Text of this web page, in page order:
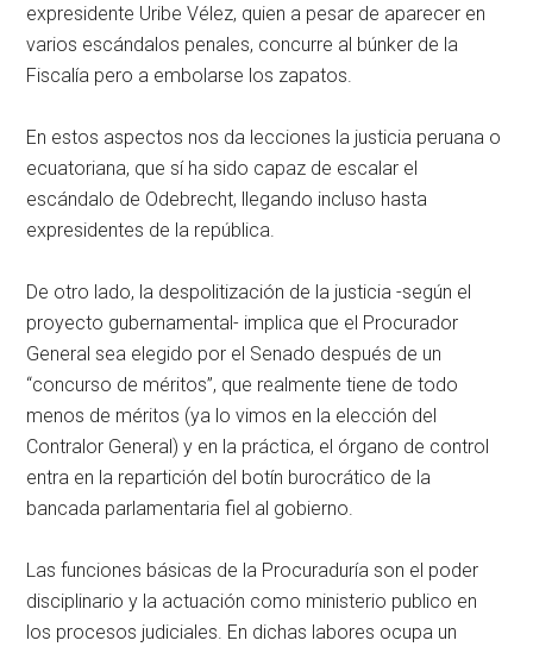
expresidente Uribe Vélez, quien a pesar de aparecer en
varios escándalos penales, concurre al búnker de la
Fiscalía pero a embolarse los zapatos.
En estos aspectos nos da lecciones la justicia peruana o
ecuatoriana, que sí ha sido capaz de escalar el
escándalo de Odebrecht, llegando incluso hasta
expresidentes de la república.
De otro lado, la despolitización de la justicia -según el
proyecto gubernamental- implica que el Procurador
General sea elegido por el Senado después de un
“concurso de méritos”, que realmente tiene de todo
menos de méritos (ya lo vimos en la elección del
Contralor General) y en la práctica, el órgano de control
entra en la repartición del botín burocrático de la
bancada parlamentaria fiel al gobierno.
Las funciones básicas de la Procuraduría son el poder
disciplinario y la actuación como ministerio publico en
los procesos judiciales. En dichas labores ocupa un